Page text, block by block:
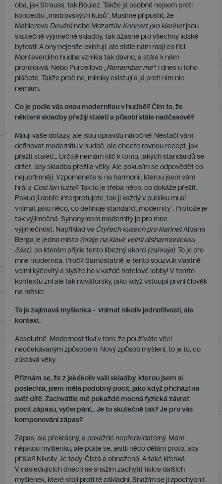
oba, jak Strauss, tak Boulez. Takže já osobně nejsem proti
konceptu „mistrovských kusů“. Musíme připustit, že
Mahlerova Devátánebo Mozartův Koncert pro klarinetjsou
skutečně výjimečné skladby, tak úžasné pro všechny lidské
bytosti! A ony nejenže existují, ale stále nám mají co říci.
Monteverdiho hudba vznikla tak dávno, a stále k nám
promlouvá. Nebo Purcellovo„Remember me“! I dnes u toho
pláčete. Takže proč ne, milníky existují a já proti nim nic
nemám.
Co je podle vás onou modernitou v hudbě? Čím to, že
některé skladby přežijí staletí a působí stále nadčasově?
Miluji vaše dotazy, ale jsou opravdu náročné! Nestačí vám
definovat modernitu v hudbě, ale chcete rovnou recept, jak
přežít staletí… Určitě nemám klíč k tomu, jakých standardů se
držet, aby skladba přežila věky. Ale pokusím se odpovědět co
nejupřímněji. Vzpomenete si na harmonii, kterou jsem vám
hrál z Cosi fan tutte? Tak to je třeba něco, co dokáže přežít.
Pokud ji dobře interpretujete, tak ji každý v publiku musí
vnímat jako něco, co definuje standard „modernity“. Protože je
tak výjimečná. Synonymem modernity je pro mne
výjimečnost. Například ve Čtyřech kusech pro klarinetAlbana
Berga je jedno místo (hraje na klavír velmi disharmonickou
část), po kterém přijde tento líbezný akord (zahraje). To je pro
mne modernita. Proč? Samostatně je tento souzvuk vlastně
velmi kýčovitý a slyšíte ho v každé hotelové lobby! V tomto
kontextu zní ale tak novátorsky, jako když vstoupil první člověk
na měsíc!
To je zajímavá myšlenka – vnímat nikoliv jednotlivosti, ale
kontext.
Absolutně. Modernost tkví v tom, že používáte věci
neočekávaným způsobem. Nový způsob myšlení, to je to, co
zůstává věky.
Přiznám se, že z jakékoliv vaší skladby, kterou jsem si
poslechla, jsem měla podobný pocit, jako když přichází na
svět dítě. Zachvátila mě pokaždé mocná fyzická závrať,
pocit zápasu, vyčerpání… Je to skutečně tak? Je pro vás
komponování zápas?
Zápas, ale překrásný, a pokaždé nepředvídatelný. Mám
nějakou myšlenku, ale ptáte se, jestli něco dělám proto, aby
přišla? Nikoliv. Je tady. Čistá a obnažená. A také křehká.
V následujících dnech se snažím zachytit tisíce dalších
myšlenek, které stojí proti té základní. Snažím se ji zpochybnit.